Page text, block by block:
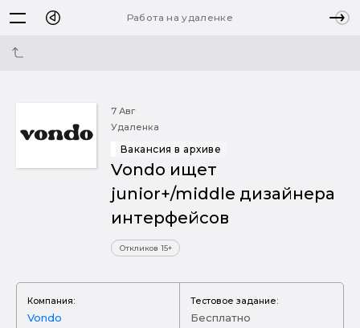
Работа на удаленке
7 Авг
Удаленка
Вакансия в архиве
Vondo ищет
junior+/middle дизайнера
интерфейсов
Откликов 15+
Компания:
Vondo
Тестовое задание:
Бесплатно